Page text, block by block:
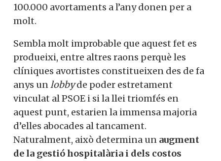
100.000 avortaments a l’any donen per a
molt.
Sembla molt improbable que aquest fet es
produeixi, entre altres raons perquè les
clíniques avortistes constitueixen des de fa
anys unlobbyde poder estretament
vinculat al PSOE i si la llei triomfés en
aquest punt, estarien la immensa majoria
d’elles abocades al tancament.
Naturalment, això determina un augment
de la gestió hospitalària i dels costos